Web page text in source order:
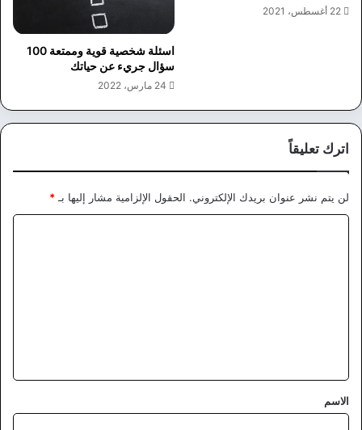
22 أغسطس، 2021
اسئلة شخصية قوية وممتعة 100
سؤال جريء عن حياتك
24 مارس، 2022
اترك تعليقاً
لن يتم نشر عنوان بريدك الإلكتروني. الحقول الإلزامية مشار إليها بـ *
*
الاسم